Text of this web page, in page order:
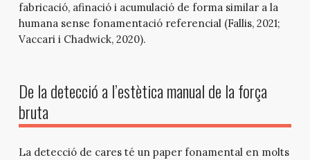
fabricació, afinació i acumulació de forma similar a la
humana sense fonamentació referencial (Fallis, 2021;
Vaccari i Chadwick, 2020).
De la detecció a l’estètica manual de la força
bruta
La detecció de cares té un paper fonamental en molts